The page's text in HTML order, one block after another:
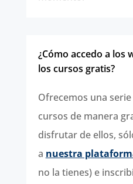
¿Cómo accedo a los
los cursos gratis?
Ofrecemos una
cursos de manera
disfrutar de ellos,
a nuestra
no la tienes) e